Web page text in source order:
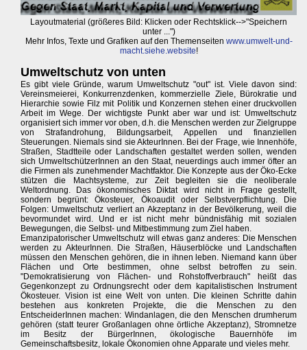
Layoutmaterial (größeres Bild: Klicken oder Rechtsklick-->"Speichern
unter ...")
Mehr Infos, Texte und Grafiken auf den Themenseiten www.umwelt-und-
macht.siehe.website!
Umweltschutz von unten
Es gibt viele Gründe, warum Umweltschutz "out" ist. Viele davon sind:
Vereinsmeierei, Konkurrenzdenken, kommerzielle Ziele, Bürokratie und
Hierarchie sowie Filz mit Politik und Konzernen stehen einer druckvollen
Arbeit im Wege. Der wichtigste Punkt aber war und ist: Umweltschutz
organisiert sich immer vor oben, d.h. die Menschen werden zur Zielgruppe
von Strafandrohung, Bildungsarbeit, Appellen und finanziellen
Steuerungen. Niemals sind sie AkteurInnen. Bei der Frage, wie Innenhöfe,
Straßen, Stadtteile oder Landschaften gestaltet werden sollen, wenden
sich UmweltschützerInnen an den Staat, neuerdings auch immer öfter an
die Firmen als zunehmender Machtfaktor. Die Konzepte aus der Öko-Ecke
stützen die Machtsysteme, zur Zeit begleiten sie die neoliberale
Weltordnung. Das ökonomisches Diktat wird nicht in Frage gestellt,
sondern begrünt: Ökosteuer, Ökoaudit oder Selbstverpflichtung. Die
Folgen: Umweltschutz verliert an Akzeptanz in der Bevölkerung, weil die
bevormundet wird. Und er ist nicht mehr bündnisfähig mit sozialen
Bewegungen, die Selbst- und Mitbestimmung zum Ziel haben.
Emanzipatorischer Umweltschutz will etwas ganz anderes: Die Menschen
werden zu AkteurInnen. Die Straßen, Häuserblöcke und Landschaften
müssen den Menschen gehören, die in ihnen leben. Niemand kann über
Flächen und Orte bestimmen, ohne selbst betroffen zu sein.
"Demokratisierung von Flächen- und Rohstoffverbrauch" heißt das
Gegenkonzept zu Ordnungsrecht oder dem kapitalistischen Instrument
Ökosteuer. Vision ist eine Welt von unten. Die kleinen Schritte dahin
bestehen aus konkreten Projekte, die die Menschen zu den
EntscheiderInnen machen: Windanlagen, die den Menschen drumherum
gehören (statt teurer Großanlagen ohne örtliche Akzeptanz), Stromnetze
im Besitz der BürgerInnen, ökologische Bauernhöfe im
Gemeinschaftsbesitz, lokale Ökonomien ohne Apparate und vieles mehr.